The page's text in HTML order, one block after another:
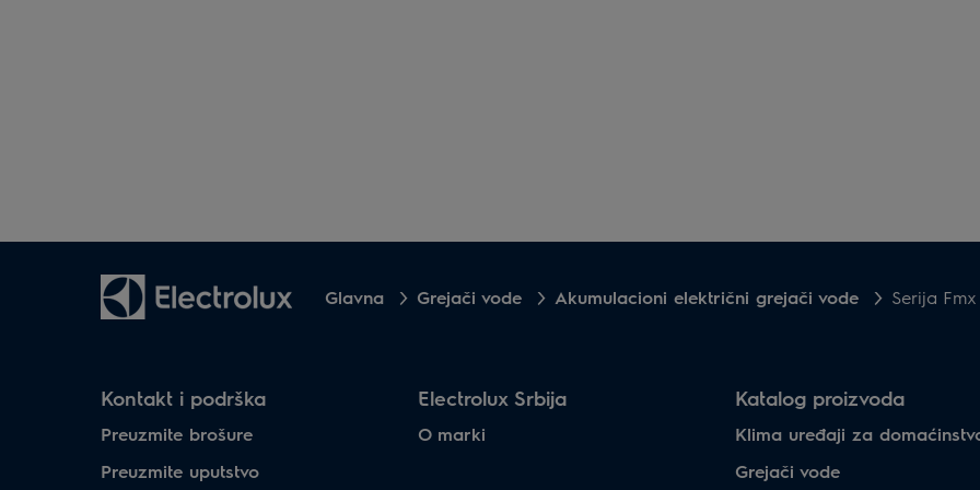
Glavna Grejači vode Akumulacioni električni grejači vode Serija Fmx
Kontakt i podrška
Preuzmite brošure
Preuzmite uputstvo
Electrolux Srbija
O marki
Katalog proizvoda
Klima uređaji za
Grejači vode